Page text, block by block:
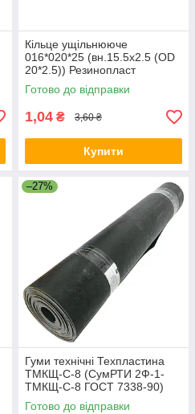
Кільце ущільнююче
016*020*25 (вн.15.5х2.5 (OD
20*2.5)) Резинопласт
Готово до відправки
1,04 ₴ 3,60 ₴
Купити
–27%
Гуми технічні Техпластина
ТМКЩ-С-8 (СумРТИ 2Ф-1-
ТМКЩ-С-8 ГОСТ 7338-90)
Готово до відправки